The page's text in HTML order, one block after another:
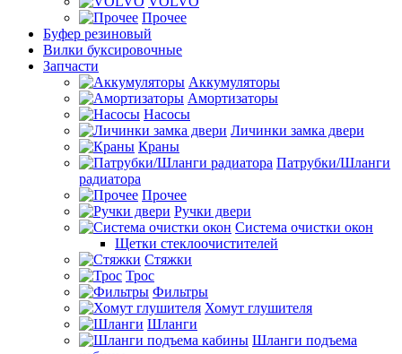
Прочее
Буфер резиновый
Вилки буксировочные
Запчасти
Аккумуляторы
Амортизаторы
Насосы
Личинки замка двери
Краны
Патрубки/Шланги
радиатора
Прочее
Ручки двери
Система очистки окон
Щетки стеклоочистителей
Стяжки
Трос
Фильтры
Хомут глушителя
Шланги
Шланги подъема